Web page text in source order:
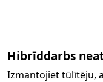
Hibrīddarbs
Izmantojiet tūlītēju,